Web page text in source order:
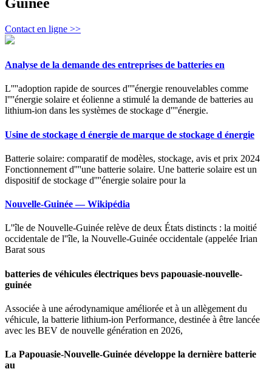
Contact en ligne >>
Analyse de la demande des entreprises de batteries en
L''''adoption rapide de sources d''''énergie renouvelables comme
l''''énergie solaire et éolienne a stimulé la demande de batteries au
lithium-ion dans les systèmes de stockage d''''énergie.
Usine de stockage d énergie de marque de stockage d énergie
Batterie solaire: comparatif de modèles, stockage, avis et prix 2024
Fonctionnement d''''une batterie solaire. Une batterie solaire est un
dispositif de stockage d''''énergie solaire pour la
Nouvelle-Guinée — Wikipédia
L''île de Nouvelle-Guinée relève de deux États distincts : la moitié
occidentale de l''île, la Nouvelle-Guinée occidentale (appelée Irian
Barat sous
batteries de véhicules électriques bevs papouasie-nouvelle-
guinée
Associée à une aérodynamique améliorée et à un allègement du
véhicule, la batterie lithium-ion Performance, destinée à être lancée
avec les BEV de nouvelle génération en 2026,
La Papouasie-Nouvelle-Guinée développe la dernière batterie
au